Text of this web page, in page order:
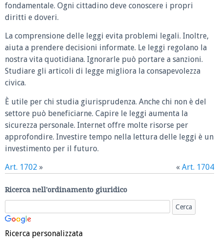
fondamentale. Ogni cittadino deve conoscere i propri
diritti e doveri.
La comprensione delle leggi evita problemi legali. Inoltre,
aiuta a prendere decisioni informate. Le leggi regolano la
nostra vita quotidiana. Ignorarle può portare a sanzioni.
Studiare gli articoli di legge migliora la consapevolezza
civica.
È utile per chi studia giurisprudenza. Anche chi non è del
settore può beneficiarne. Capire le leggi aumenta la
sicurezza personale. Internet offre molte risorse per
approfondire. Investire tempo nella lettura delle leggi è un
investimento per il futuro.
Art. 1702 » « Art. 1704
Ricerca nell'ordinamento giuridico
Ricerca personalizzata